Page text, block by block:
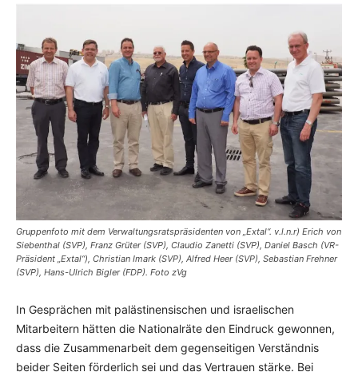
Gruppenfoto mit dem Verwaltungsratspräsidenten von „Extal“. v.l.n.r) Erich von
Siebenthal (SVP), Franz Grüter (SVP), Claudio Zanetti (SVP), Daniel Basch (VR-
Präsident „Extal“), Christian Imark (SVP), Alfred Heer (SVP), Sebastian Frehner
(SVP), Hans-Ulrich Bigler (FDP). Foto zVg
In Gesprächen mit palästinensischen und israelischen
Mitarbeitern hätten die Nationalräte den Eindruck gewonnen,
dass die Zusammenarbeit dem gegenseitigen Verständnis
beider Seiten förderlich sei und das Vertrauen stärke. Bei